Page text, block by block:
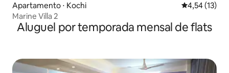
Apartamento ⋅ Kochi 4,54 de uma
4,54 (13)
Marine Villa 2
Aluguel por temporada mensal de flats